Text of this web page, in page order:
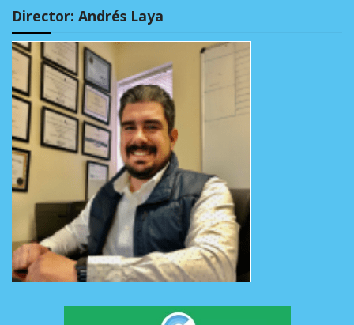
Director: Andrés Laya